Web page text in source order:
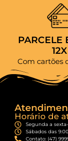
PARCELE
12X
Com cartões
Horário de
Segunda a
Sábados das
Contato: (47)